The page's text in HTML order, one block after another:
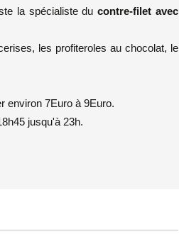
la spécialiste du contre-filet avec
les profiteroles au chocolat, le
environ 7Euro à 9Euro.
jusqu'à 23h.